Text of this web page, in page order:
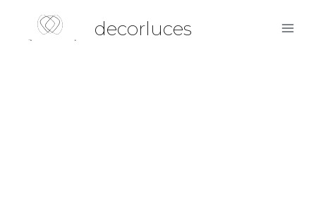
decorluces